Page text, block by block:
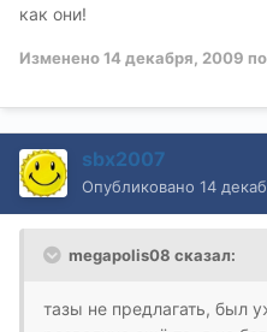
как они!
Изменено14 декабря, 2009
sbx2007
Опубликовано 14
megapolis08 сказал:
тазы не предлагать, был